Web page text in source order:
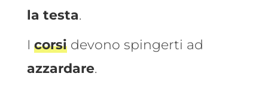
la testa.
I corsidevono spingerti ad
azzardare.